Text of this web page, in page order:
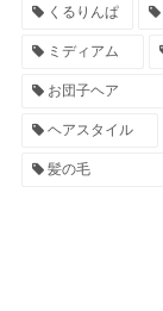
くるりんぱ
ミディアム
お団子ヘア
ヘアスタイル
髪の毛